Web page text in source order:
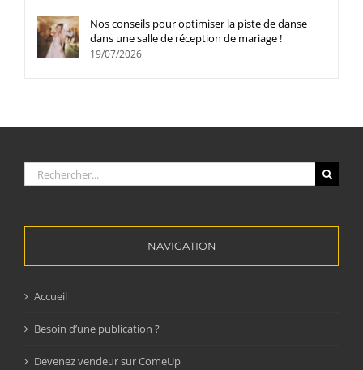
Nos conseils pour optimiser la piste de danse
dans une salle de réception de mariage !
19/07/2026
Rechercher:
NAVIGATION
Accueil
Besoin d’une publication ?
Devenez vendeur sur ComeUp